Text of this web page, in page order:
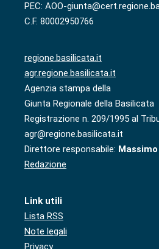
PEC: AOO-
C.F. 80002950766
regione.basilicata.it
agr.regione.basilicata.it
Agenzia stampa della
Giunta Regionale della Basilicata
Registrazione n. 209/1995 al
agr@regione.basilicata.it
Direttore responsabile:
Redazione
Link utili
Lista RSS
Note legali
Privacy